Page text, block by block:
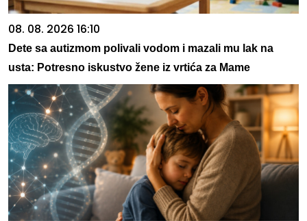
08. 08. 2026 16:10
Dete sa autizmom polivali vodom i mazali mu lak na
usta: Potresno iskustvo žene iz vrtića za Mame